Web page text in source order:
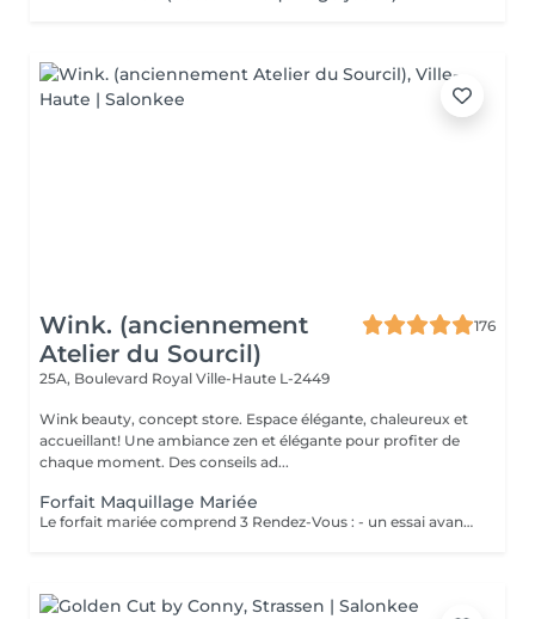
Wink. (anciennement
Atelier du Sourcil)
176
25A, Boulevard Royal Ville-Haute L-2449
Wink beauty, concept store. Espace élégante, chaleureux et
accueillant! Une ambiance zen et élégante pour profiter de
chaque moment. Des conseils ad...
Forfait Maquillage Mariée
Le forfait mariée comprend 3 Rendez-Vous : - un essai avant la prestation du jour J ( Afin de déterminer vos besoins, vos envies, la thématique de cette journée ) - une épilation des sourcils ( Pour ouvrir, & sublimer le regard ) - Maquillage Jour J ( Réalisation du maquillage décidé lors du rendez-vous test )